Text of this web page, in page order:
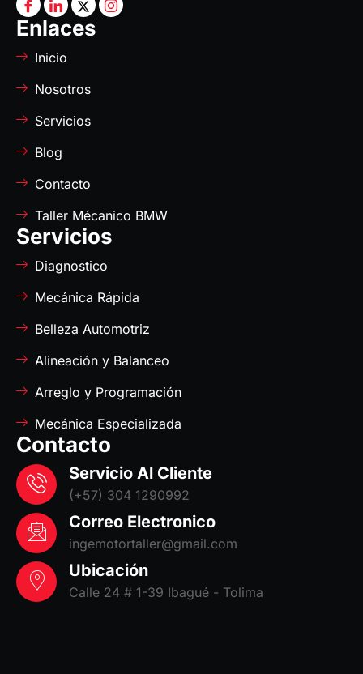
Enlaces
Inicio
Nosotros
Servicios
Blog
Contacto
Taller Mécanico BMW
Servicios
Diagnostico
Mecánica Rápida
Belleza Automotriz
Alineación y Balanceo
Arreglo y Programación
Mecánica Especializada
Contacto
Servicio Al Cliente
(+57) 304 1290992
Correo Electronico
ingemotortaller@gmail.com
Ubicación
Calle 24 # 1-39 Ibagué - Tolima